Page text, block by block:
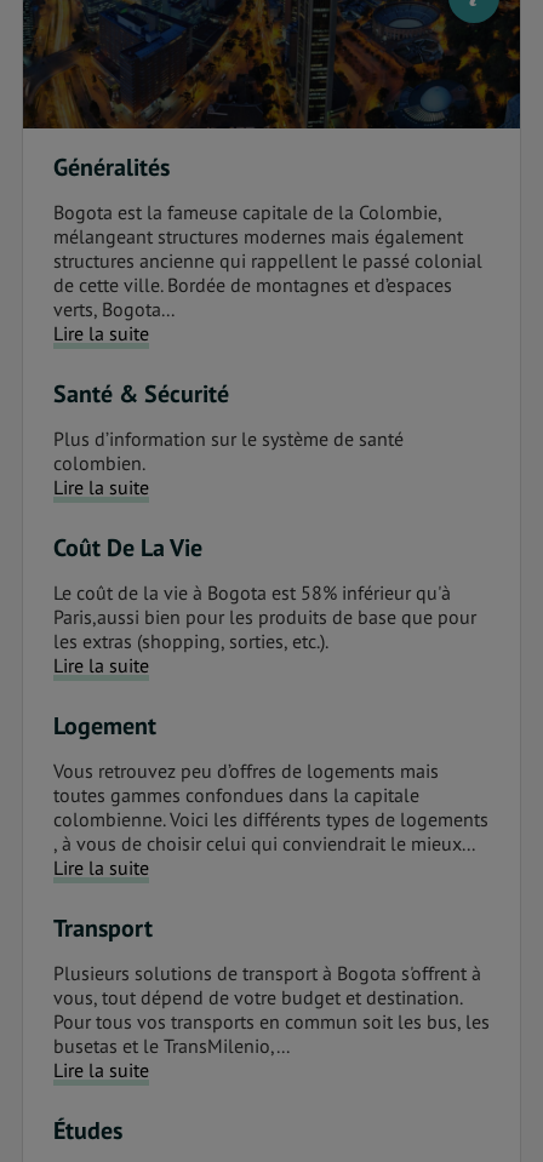
Généralités
Bogota est la fameuse capitale de la Colombie,
mélangeant structures modernes mais également
structures ancienne qui rappellent le passé colonial
de cette ville. Bordée de montagnes et d’espaces
verts, Bogota...
Lire la suite
Santé & Sécurité
Plus d’information sur le système de santé
colombien.
Lire la suite
Coût De La Vie
Le coût de la vie à Bogota est 58% inférieur qu'à
Paris,aussi bien pour les produits de base que pour
les extras (shopping, sorties, etc.).
Lire la suite
Logement
Vous retrouvez peu d’offres de logements mais
toutes gammes confondues dans la capitale
colombienne. Voici les différents types de logements
, à vous de choisir celui qui conviendrait le mieux...
Lire la suite
Transport
Plusieurs solutions de transport à Bogota s'offrent à
vous, tout dépend de votre budget et destination.
Pour tous vos transports en commun soit les bus, les
busetas et le TransMilenio,...
Lire la suite
Études